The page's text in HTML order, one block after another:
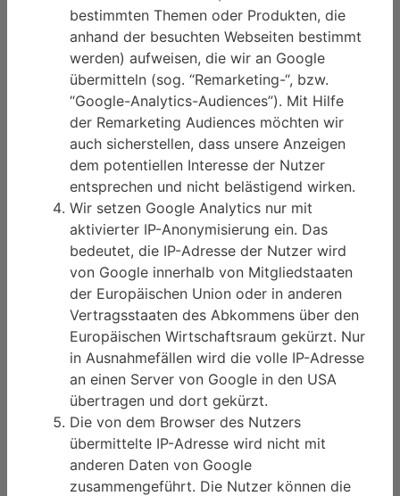
bestimmten Themen oder Produkten, die
anhand der besuchten Webseiten bestimmt
werden) aufweisen, die wir an Google
übermitteln (sog. “Remarketing-“, bzw.
“Google-Analytics-Audiences”). Mit Hilfe
der Remarketing Audiences möchten wir
auch sicherstellen, dass unsere Anzeigen
dem potentiellen Interesse der Nutzer
entsprechen und nicht belästigend wirken.
Wir setzen Google Analytics nur mit
aktivierter IP-Anonymisierung ein. Das
bedeutet, die IP-Adresse der Nutzer wird
von Google innerhalb von Mitgliedstaaten
der Europäischen Union oder in anderen
Vertragsstaaten des Abkommens über den
Europäischen Wirtschaftsraum gekürzt. Nur
in Ausnahmefällen wird die volle IP-Adresse
an einen Server von Google in den USA
übertragen und dort gekürzt.
Die von dem Browser des Nutzers
übermittelte IP-Adresse wird nicht mit
anderen Daten von Google
zusammengeführt. Die Nutzer können die